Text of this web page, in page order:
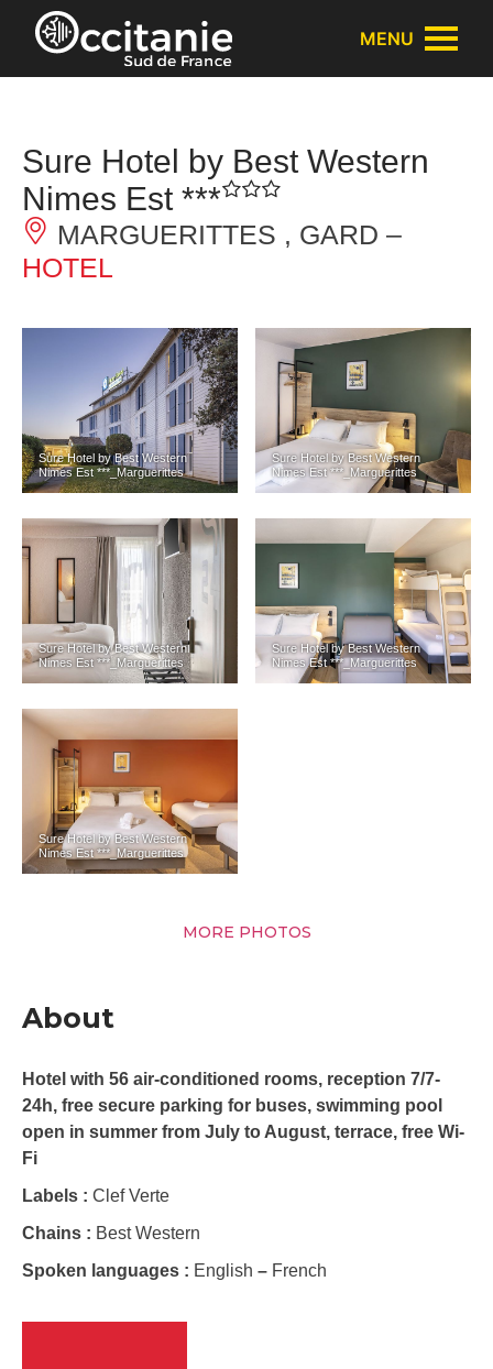
Cookies management panel
MENU
Sure Hotel by Best Western
Nimes Est ***
MARGUERITTES , GARD –
HOTEL
Sure Hotel by Best Western
Nimes Est ***_Marguerittes
Sure Hotel by Best Western
Nimes Est ***_Marguerittes
Sure Hotel by Best Western
Nimes Est ***_Marguerittes
Sure Hotel by Best Western
Nimes Est ***_Marguerittes
Sure Hotel by Best Western
Nimes Est ***_Marguerittes
MORE PHOTOS
About
Hotel with 56 air-conditioned rooms, reception 7/7-
24h, free secure parking for buses, swimming pool
open in summer from July to August, terrace, free Wi-
Fi
Labels : Clef Verte
Chains : Best Western
Spoken languages : English – French